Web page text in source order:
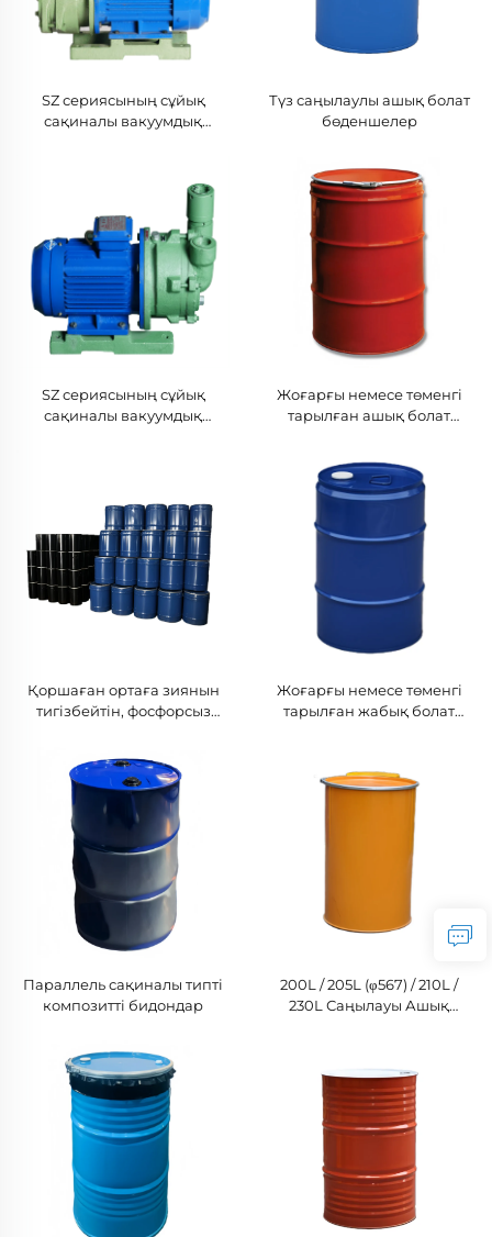
SZ сериясының сұйық
сақиналы вакуумдық
Түз саңылаулы ашық болат
бөденшелер
SZ сериясының сұйық
сақиналы вакуумдық
Жоғарғы немесе төменгі
тарылған ашық болат
Қоршаған ортаға зиянын
тигізбейтін, фосфорсыз
Жоғарғы немесе төменгі
тарылған жабық болат
Параллель сақиналы типті
композитті бидондар
200L / 205L (φ567) / 210L /
230L Саңылауы Ашық